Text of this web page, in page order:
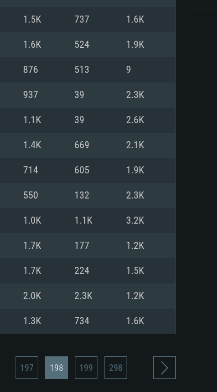
Linux
10/11 (64 bit)
또는 Ryzen 5 3600 이상
11 이상을 지원하는 Nvidia
Sur 11.0
Xeon 은 지원하지 않습니
인터넷
GB (전체 클라이언트)
64bit
을 지원하고, 최신 그래픽 드라
며 최신 그래픽 드라이버를
(6개월 미만; 최소사양 지원
1.5K 737 1.6K
1.6K 524 1.9K
876 513 9
937 39 2.3K
1.1K 39 2.6K
1.4K 669 2.1K
714 605 1.9K
550 132 2.3K
1.0K 1.1K 3.2K
1.7K 177 1.2K
1.7K 224 1.5K
2.0K 2.3K 1.2K
1.3K 734 1.6K
197 198 199 298